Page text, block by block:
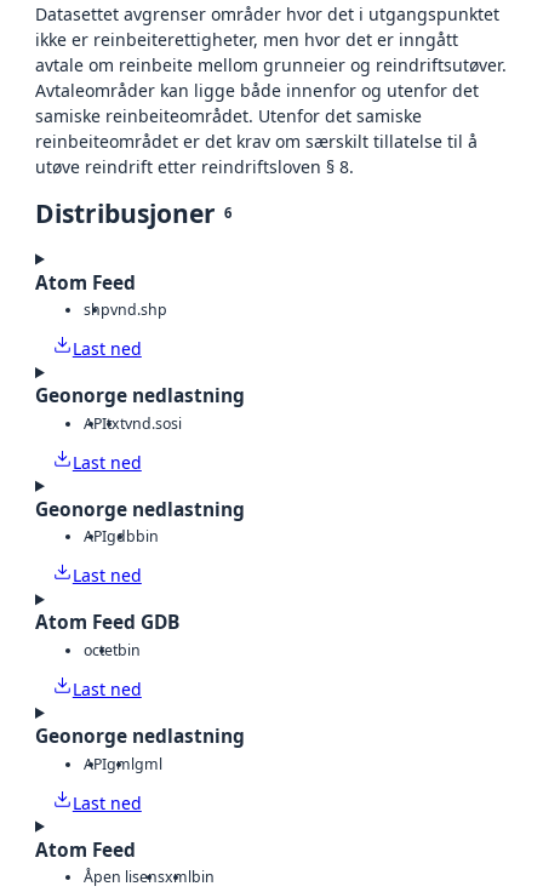
Datasettet avgrenser områder hvor det i utgangspunktet
ikke er reinbeiterettigheter, men hvor det er inngått
avtale om reinbeite mellom grunneier og reindriftsutøver.
Avtaleområder kan ligge både innenfor og utenfor det
samiske reinbeiteområdet. Utenfor det samiske
reinbeiteområdet er det krav om særskilt tillatelse til å
utøve reindrift etter reindriftsloven § 8.
Distribusjoner 6
Atom Feed
shpvnd.shp
Last ned
Geonorge nedlastning
APItxtvnd.sosi
Last ned
Geonorge nedlastning
APIgdbbin
Last ned
Atom Feed GDB
octetbin
Last ned
Geonorge nedlastning
APIgmlgml
Last ned
Atom Feed
Åpen lisensxmlbin